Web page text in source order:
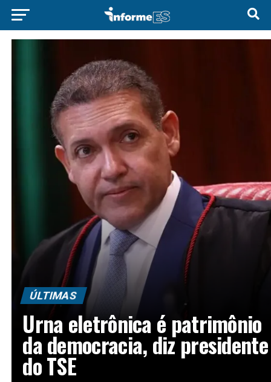
Urna eletrônica é patrimônio
da democracia, diz presidente
do TSE